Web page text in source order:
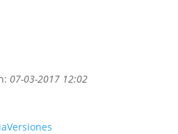
07-03-2017 12:02
Versiones